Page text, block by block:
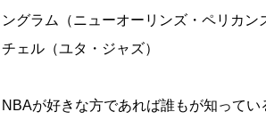
グラム（ニューオーリンズ・ペリカン
ェル（ユタ・ジャズ）
が好きな方であれば誰もが知って